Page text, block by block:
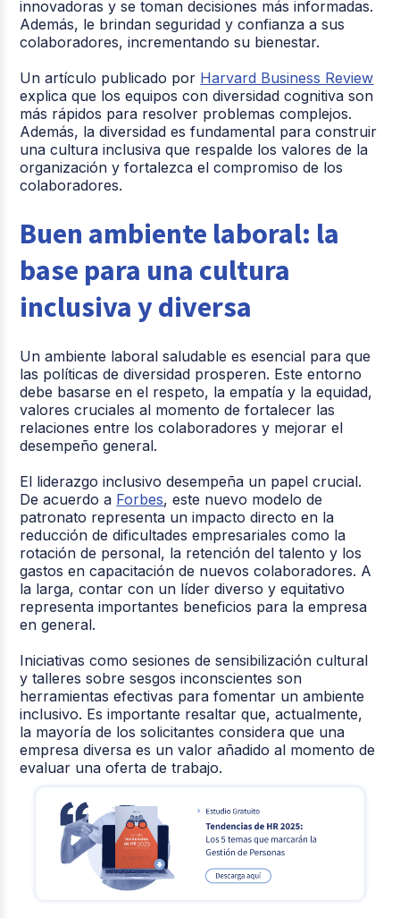
innovadoras y se toman decisiones más informadas.
Además, le brindan seguridad y confianza a sus
colaboradores, incrementando su bienestar.
Un artículo publicado por Harvard Business Review
explica que los equipos con diversidad cognitiva son
más rápidos para resolver problemas complejos.
Además, la diversidad es fundamental para construir
una cultura inclusiva que respalde los valores de la
organización y fortalezca el compromiso de los
colaboradores.
Buen ambiente laboral: la
base para una cultura
inclusiva y diversa
Un ambiente laboral saludable es esencial para que
las políticas de diversidad prosperen. Este entorno
debe basarse en el respeto, la empatía y la equidad,
valores cruciales al momento de fortalecer las
relaciones entre los colaboradores y mejorar el
desempeño general.
El liderazgo inclusivo desempeña un papel crucial.
De acuerdo a Forbes, este nuevo modelo de
patronato representa un impacto directo en la
reducción de dificultades empresariales como la
rotación de personal, la retención del talento y los
gastos en capacitación de nuevos colaboradores. A
la larga, contar con un líder diverso y equitativo
representa importantes beneficios para la empresa
en general.
Iniciativas como sesiones de sensibilización cultural
y talleres sobre sesgos inconscientes son
herramientas efectivas para fomentar un ambiente
inclusivo. Es importante resaltar que, actualmente,
la mayoría de los solicitantes considera que una
empresa diversa es un valor añadido al momento de
evaluar una oferta de trabajo.